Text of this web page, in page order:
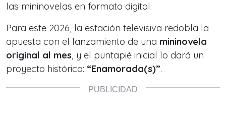
las mininovelas en formato digital.
Para este 2026, la estación televisiva redobla la
apuesta con el lanzamiento de una mininovela
original al mes, y el puntapié inicial lo dará un
proyecto histórico: “Enamorada(s)”.